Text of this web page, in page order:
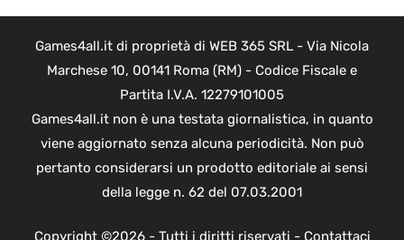
Games4all.it di proprietà di WEB 365 SRL - Via Nicola
Marchese 10, 00141 Roma (RM) - Codice Fiscale e
Partita I.V.A. 12279101005
Games4all.it non è una testata giornalistica, in quanto
viene aggiornato senza alcuna periodicità. Non può
pertanto considerarsi un prodotto editoriale ai sensi
della legge n. 62 del 07.03.2001
Copyright ©2026 - Tutti i diritti riservati - Contattaci